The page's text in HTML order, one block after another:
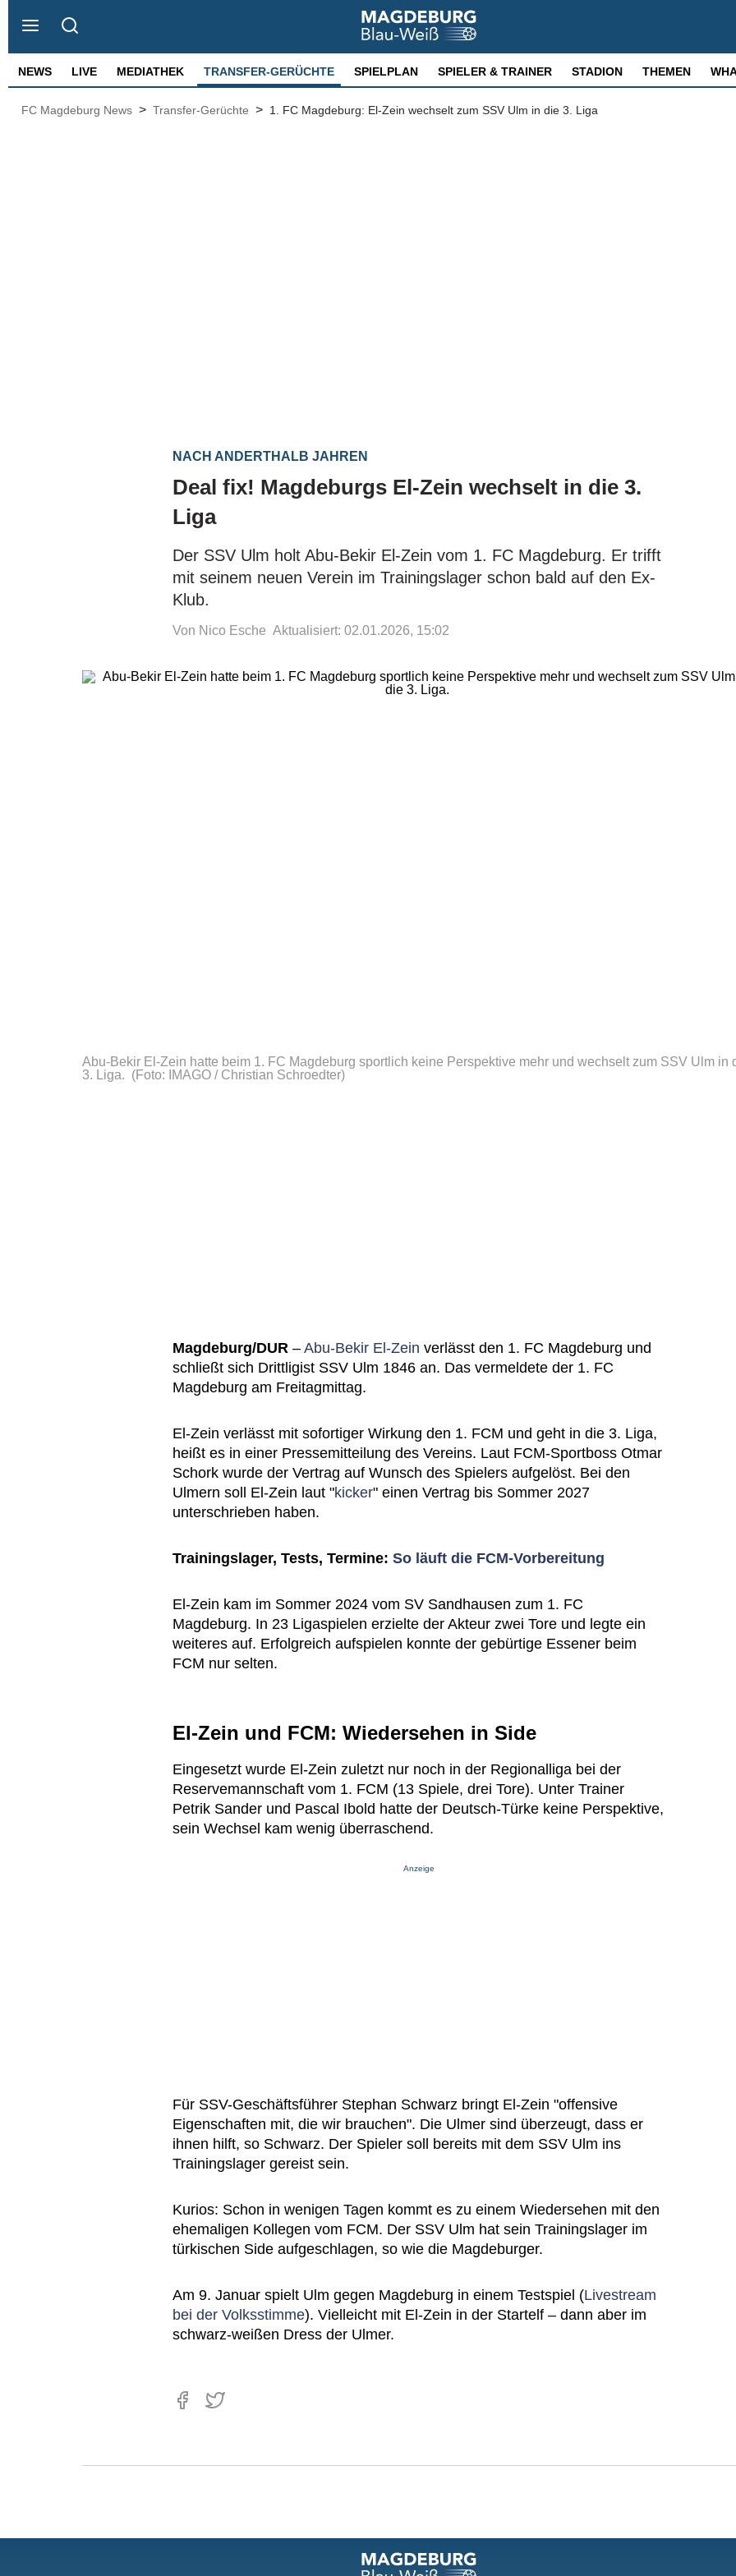
NEWS LIVE MEDIATHEK TRANSFER-GERÜCHTE SPIELPLAN SPIELER & TRAINER STADION THEMEN
FC Magdeburg News > Transfer-Gerüchte > 1. FC Magdeburg: El-Zein wechselt zum SSV Ulm in die 3. Liga
NACH ANDERTHALB JAHREN
Deal fix! Magdeburgs El-Zein wechselt in die 3.
Liga
Der SSV Ulm holt Abu-Bekir El-Zein vom 1. FC Magdeburg. Er trifft
mit seinem neuen Verein im Trainingslager schon bald auf den Ex-
Klub.
Von Nico Esche Aktualisiert: 02.01.2026, 15:02
Abu-Bekir El-Zein hatte beim 1. FC Magdeburg sportlich keine Perspektive mehr und wechselt zum SSV Ulm in
3. Liga. (Foto: IMAGO / Christian Schroedter)
Magdeburg/DUR – Abu-Bekir El-Zein verlässt den 1. FC Magdeburg und
schließt sich Drittligist SSV Ulm 1846 an. Das vermeldete der 1. FC
Magdeburg am Freitagmittag.
El-Zein verlässt mit sofortiger Wirkung den 1. FCM und geht in die 3. Liga,
heißt es in einer Pressemitteilung des Vereins. Laut FCM-Sportboss Otmar
Schork wurde der Vertrag auf Wunsch des Spielers aufgelöst. Bei den
Ulmern soll El-Zein laut "kicker" einen Vertrag bis Sommer 2027
unterschrieben haben.
Trainingslager, Tests, Termine: So läuft die FCM-Vorbereitung
El-Zein kam im Sommer 2024 vom SV Sandhausen zum 1. FC
Magdeburg. In 23 Ligaspielen erzielte der Akteur zwei Tore und legte ein
weiteres auf. Erfolgreich aufspielen konnte der gebürtige Essener beim
FCM nur selten.
El-Zein und FCM: Wiedersehen in Side
Eingesetzt wurde El-Zein zuletzt nur noch in der Regionalliga bei der
Reservemannschaft vom 1. FCM (13 Spiele, drei Tore). Unter Trainer
Petrik Sander und Pascal Ibold hatte der Deutsch-Türke keine Perspektive,
sein Wechsel kam wenig überraschend.
Anzeige
Für SSV-Geschäftsführer Stephan Schwarz bringt El-Zein "offensive
Eigenschaften mit, die wir brauchen". Die Ulmer sind überzeugt, dass er
ihnen hilft, so Schwarz. Der Spieler soll bereits mit dem SSV Ulm ins
Trainingslager gereist sein.
Kurios: Schon in wenigen Tagen kommt es zu einem Wiedersehen mit den
ehemaligen Kollegen vom FCM. Der SSV Ulm hat sein Trainingslager im
türkischen Side aufgeschlagen, so wie die Magdeburger.
Am 9. Januar spielt Ulm gegen Magdeburg in einem Testspiel (Livestream
bei der Volksstimme). Vielleicht mit El-Zein in der Startelf – dann aber im
schwarz-weißen Dress der Ulmer.